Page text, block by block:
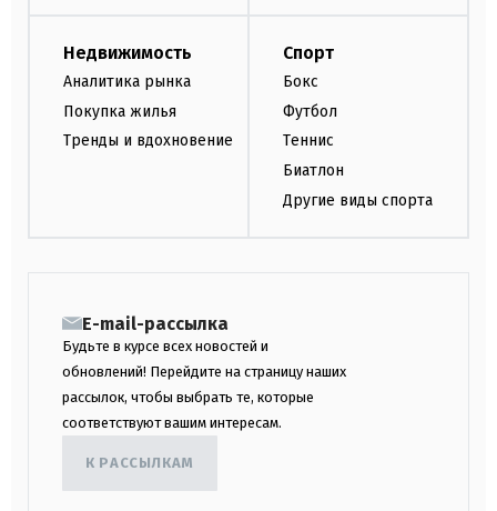
Недвижимость
Аналитика рынка
Покупка жилья
Тренды и вдохновение
Спорт
Бокс
Футбол
Теннис
Биатлон
Другие виды спорта
E-mail-рассылка
Будьте в курсе всех новостей и
обновлений! Перейдите на страницу наших
рассылок, чтобы выбрать те, которые
соответствуют вашим интересам.
К РАССЫЛКАМ